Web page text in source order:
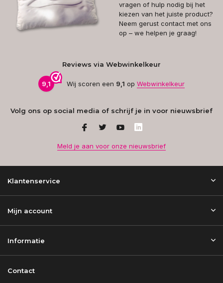
vragen of hulp nodig bij het
kiezen van het juiste product?
Neem gerust contact met ons
op – we helpen je graag!
Reviews via Webwinkelkeur
9,1 Wij scoren een 9,1 op Webwinkelkeur
Volg ons op social media of schrijf je in voor nieuwsbrief
Meld je aan voor onze nieuwsbrief
Klantenservice
Mijn account
Informatie
Contact